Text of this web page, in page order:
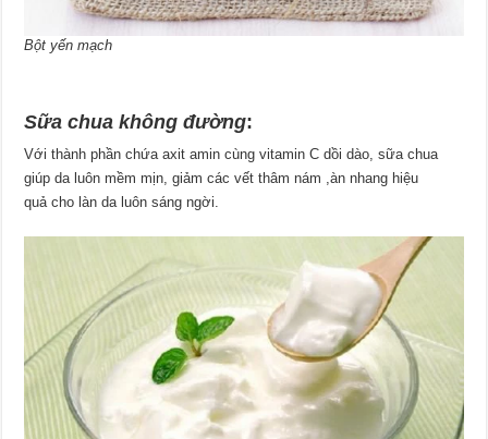
Bột yến mạch
Sữa chua không đường:
Với thành phần chứa axit amin cùng vitamin C dồi dào, sữa chua
giúp da luôn mềm mịn, giảm các vết thâm nám ,àn nhang hiệu
quả cho làn da luôn sáng ngời.